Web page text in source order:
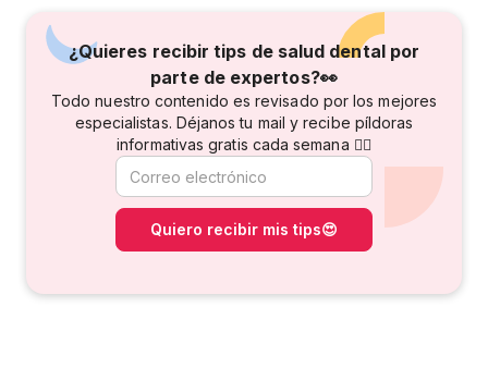
¿Quieres recibir tips de salud dental por
parte de expertos?👀
Todo nuestro contenido es revisado por los mejores
especialistas. Déjanos tu mail y recibe píldoras
informativas gratis cada semana 👇🏻